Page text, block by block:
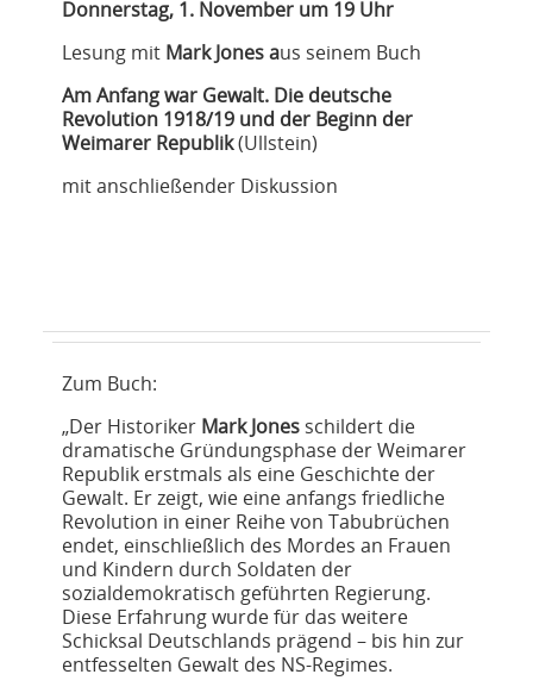
NETZWERK
SPONSORING
KONTAKT
Donnerstag, 1. November um 19 Uhr
Lesung mitMark Jones aus seinem Buch
Am Anfang war Gewalt. Die deutsche
Revolution 1918/19 und der Beginn der
Weimarer Republik(Ullstein)
mit anschließender Diskussion
Zum Buch:
„Der Historiker Mark Jonesschildert die
dramatische Gründungsphase der Weimarer
Republik erstmals als eine Geschichte der
Gewalt. Er zeigt, wie eine anfangs friedliche
Revolution in einer Reihe von Tabubrüchen
endet, einschließlich des Mordes an Frauen
und Kindern durch Soldaten der
sozialdemokratisch geführten Regierung.
Diese Erfahrung wurde für das weitere
Schicksal Deutschlands prägend – bis hin zur
entfesselten Gewalt des NS-Regimes.